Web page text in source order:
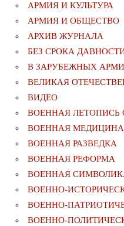
АРМИЯ И КУЛЬТУРА
АРМИЯ И ОБЩЕСТВО
АРХИВ ЖУРНАЛА
БЕЗ СРОКА
В ЗАРУБЕЖНЫХ
ВЕЛИКАЯ
ВИДЕО
ВОЕННАЯ ЛЕТОПИСЬ
ВОЕННАЯ МЕДИЦИНА
ВОЕННАЯ РАЗВЕДКА
ВОЕННАЯ РЕФОРМА
ВОЕННАЯ
ВОЕННО-
ВОЕННО-
ВОЕННО-